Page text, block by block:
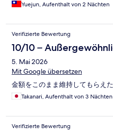
Yuejun, Aufenthalt von 2 Nächten
Verifizierte Bewertung
10/10 –
5. Mai 2026
Mit Google übersetzen
金額をこのまま維持してもらえ
Takanari, Aufenthalt von 3 Nächten
Verifizierte Bewertung